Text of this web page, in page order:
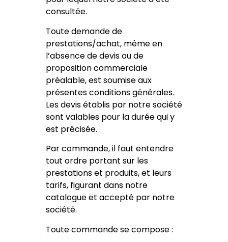
consultée.
Toute demande de
prestations/achat, même en
l’absence de devis ou de
proposition commerciale
préalable, est soumise aux
présentes conditions générales.
Les devis établis par notre société
sont valables pour la durée qui y
est précisée.
Par commande, il faut entendre
tout ordre portant sur les
prestations et produits, et leurs
tarifs, figurant dans notre
catalogue et accepté par notre
société.
Toute commande se compose :